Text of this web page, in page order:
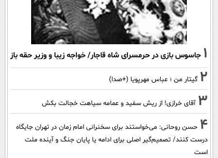
1 جاسوس بازی در حرمسرای شاه قاجار/ خواجه زیبا و وزیر حقه باز
2 گیتار من ؛ عباس مهرپویا (+صدا)
3 آقای خرازی! از ریش سفید و عمامه سیاهت خجالت بکش
4 حسن روحانی: می‌خواستند برای سخنرانی امام زمان در تهران جایگاه
درست کنند/ تصمیم‌گیر اصلی برای ادامه یا پایان جنگ و آینده ملت
است